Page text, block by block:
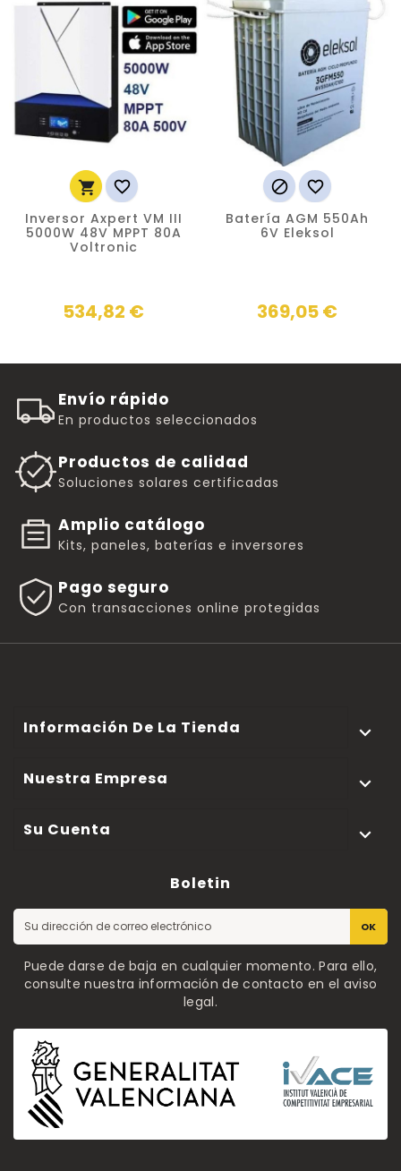
 
Inversor Axpert VM III
5000W 48V MPPT 80A
Voltronic
534,82 €
 
Batería AGM 550Ah
6V Eleksol
369,05 €
Envío rápido
En productos seleccionados
Productos de calidad
Soluciones solares certificadas
Amplio catálogo
Kits, paneles, baterías e inversores
Pago seguro
Con transacciones online protegidas
Información De La Tienda 
Nuestra Empresa 
Su Cuenta 
Boletin
OK
Puede darse de baja en cualquier momento. Para ello,
consulte nuestra información de contacto en el aviso
legal.